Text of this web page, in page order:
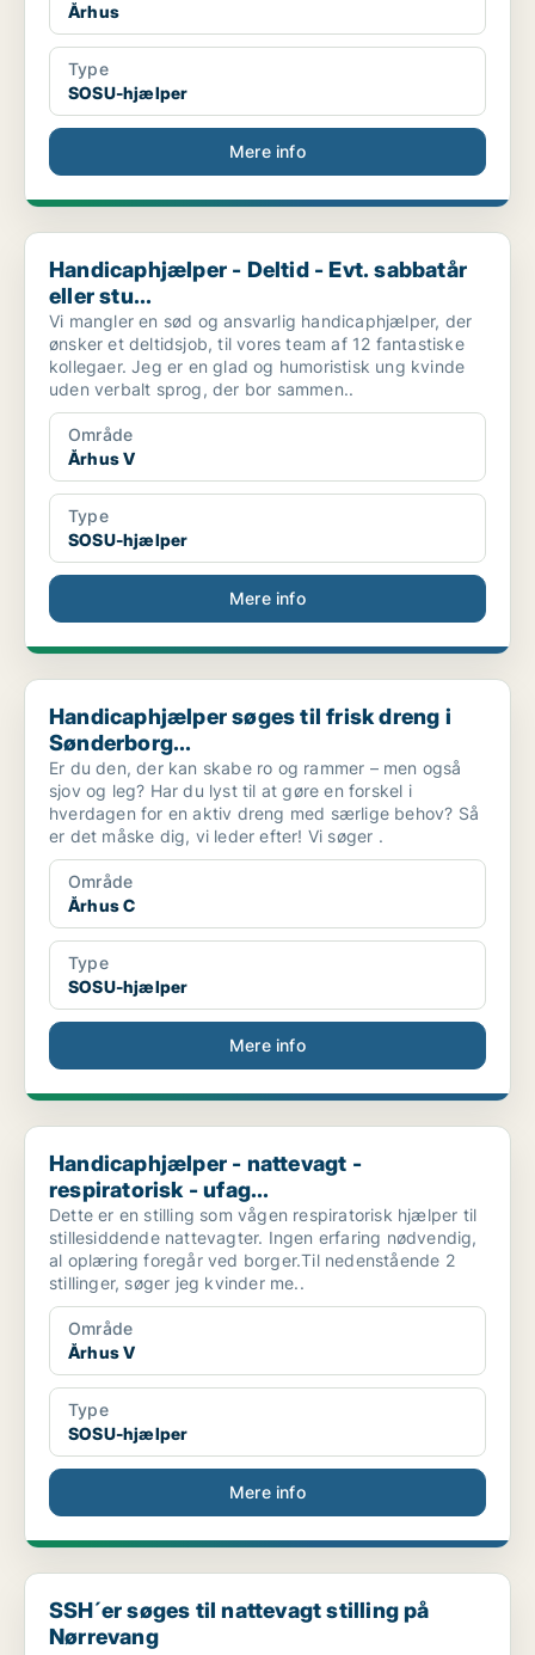
Århus
Type
SOSU-hjælper
Mere info
Handicaphjælper - Deltid - Evt. sabbatår eller stu...
Handicaphjælper - Deltid - Evt. sabbatår
eller stu...
Vi mangler en sød og ansvarlig handicaphjælper, der
ønsker et deltidsjob, til vores team af 12 fantastiske
kollegaer. Jeg er en glad og humoristisk ung kvinde
uden verbalt sprog, der bor sammen..
Område
Århus V
Type
SOSU-hjælper
Mere info
Handicaphjælper søges til frisk dreng i Sønderborg...
Handicaphjælper søges til frisk dreng i
Sønderborg...
Er du den, der kan skabe ro og rammer – men også
sjov og leg? Har du lyst til at gøre en forskel i
hverdagen for en aktiv dreng med særlige behov? Så
er det måske dig, vi leder efter! Vi søger .
Område
Århus C
Type
SOSU-hjælper
Mere info
Handicaphjælper - nattevagt - respiratorisk - ufag...
Handicaphjælper - nattevagt -
respiratorisk - ufag...
Dette er en stilling som vågen respiratorisk hjælper til
stillesiddende nattevagter. Ingen erfaring nødvendig,
al oplæring foregår ved borger.Til nedenstående 2
stillinger, søger jeg kvinder me..
Område
Århus V
Type
SOSU-hjælper
Mere info
SSH´er søges til nattevagt stilling på Nørrevang
SSH´er søges til nattevagt stilling på
Nørrevang